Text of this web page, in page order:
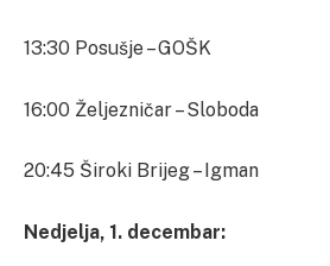
13:30 Posušje – GOŠK
16:00 Željezničar – Sloboda
20:45 Široki Brijeg – Igman
Nedjelja, 1. decembar: